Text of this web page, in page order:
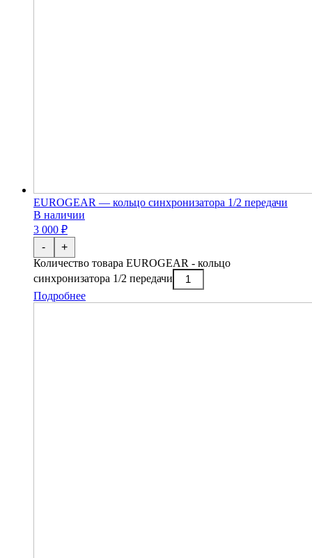
EUROGEAR — кольцо синхронизатора 1/2 передачи
В наличии
3 000 ₽
-
Количество товара EUROGEAR - кольцо
синхронизатора 1/2 передачи
+
Подробнее